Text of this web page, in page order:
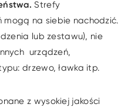
Strefy
mogą na siebie nachodzić.
lub zestawu), nie
urządzeń,
drzewo, ławka itp.
z wysokiej jakości